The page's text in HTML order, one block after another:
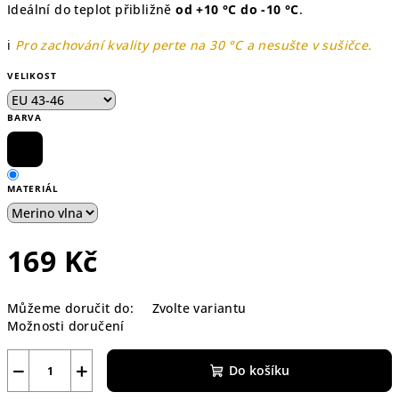
Ideální do teplot přibližněod +10 °C do -10 °C.
ℹ️ Pro zachování kvality perte na 30 °C a nesušte v sušičce.
VELIKOST
BARVA
MATERIÁL
169 Kč
cena:
Můžeme doručit do:
Zvolte variantu
Možnosti doručení
+
− Do košíku